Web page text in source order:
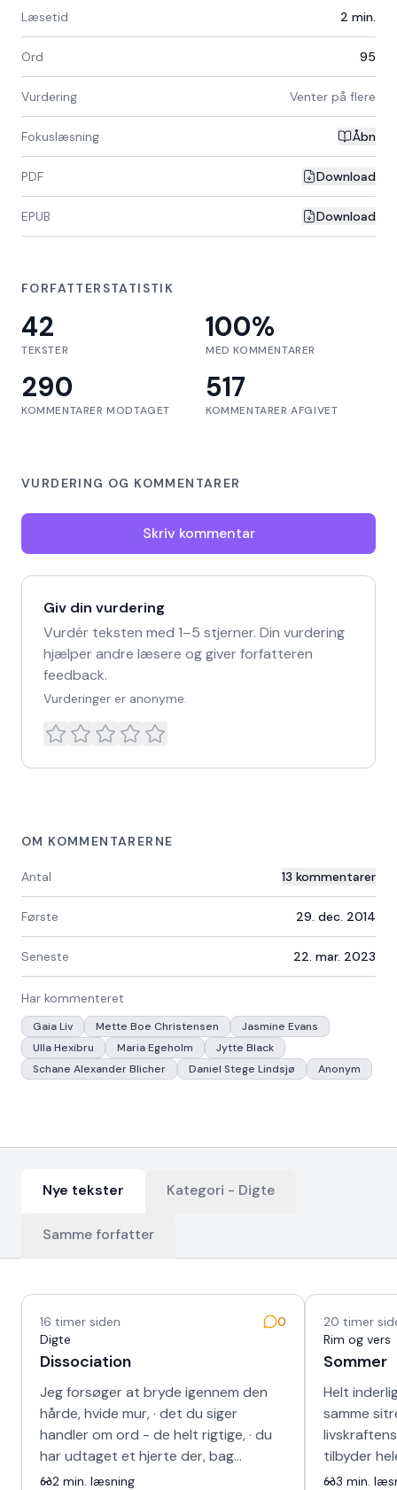
Læsetid 2 min.
Ord 95
Vurdering Venter på flere
Fokuslæsning Åbn
PDF Download
EPUB Download
FORFATTERSTATISTIK
42
TEKSTER
100%
MED KOMMENTARER
290
KOMMENTARER MODTAGET
517
KOMMENTARER AFGIVET
VURDERING OG KOMMENTARER
Skriv kommentar
Giv din vurdering
Vurdér teksten med 1–5 stjerner. Din vurdering
hjælper andre læsere og giver forfatteren
feedback.
Vurderinger er anonyme.
OM KOMMENTARERNE
Antal 13 kommentarer
Første 29. dec. 2014
Seneste 22. mar. 2023
Har kommenteret
Gaia Liv Mette Boe Christensen
Jasmine Evans
Ulla Hexibru
Maria Egeholm
Jytte Black
Schane Alexander Blicher
Daniel Stege Lindsjø Anonym
Nye tekster Kategori - Digte
Samme forfatter
16 timer siden
0
Digte
Dissociation
Jeg forsøger at bryde igennem den
hårde, hvide mur, · det du siger
handler om ord - de helt rigtige, · du
har udtaget et hjerte der, bag
skinnet, · kunne ikke længere banke i
2 min. læsning
20 timer
Rim og vers
Sommer
Helt
samme
tilbyder
sang for
3 min.